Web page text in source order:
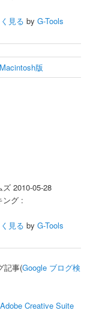
見る byG-Tools
版
2010-05-28
ング :
見る byG-Tools
記事(Google ブログ検
Creative Suite